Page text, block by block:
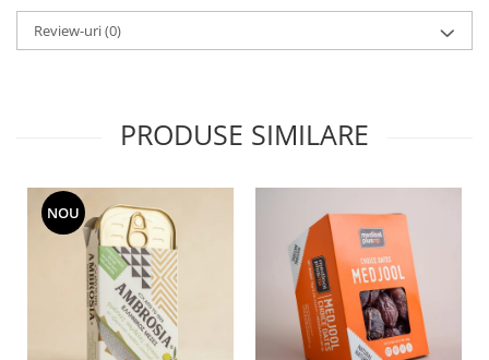
Review-uri(0)
PRODUSE SIMILARE
NOU